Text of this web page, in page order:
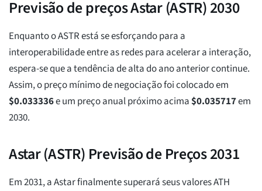
Previsão de preços Astar (ASTR) 2030
Enquanto o ASTR está se esforçando para a
interoperabilidade entre as redes para acelerar a interação,
espera-se que a tendência de alta do ano anterior continue.
Assim, o preço mínimo de negociação foi colocado em
$0.033336e um preço anual próximo acima$0.035717em
2030.
Astar (ASTR) Previsão de Preços 2031
Em 2031, a Astar finalmente superará seus valores ATH